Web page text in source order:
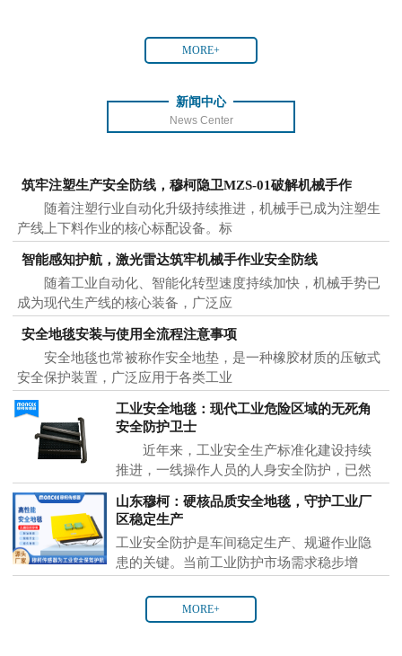
MORE+
新闻中心
News Center
筑牢注塑生产安全防线，穆柯隐卫MZS-01破解机械手作
随着注塑行业自动化升级持续推进，机械手已成为注塑生
产线上下料作业的核心标配设备。标
智能感知护航，激光雷达筑牢机械手作业安全防线
随着工业自动化、智能化转型速度持续加快，机械手势已
成为现代生产线的核心装备，广泛应
安全地毯安装与使用全流程注意事项
安全地毯也常被称作安全地垫，是一种橡胶材质的压敏式
安全保护装置，广泛应用于各类工业
工业安全地毯：现代工业危险区域的无死角
安全防护卫士
近年来，工业安全生产标准化建设持续
推进，一线操作人员的人身安全防护，已然
山东穆柯：硬核品质安全地毯，守护工业厂
区稳定生产
工业安全防护是车间稳定生产、规避作业隐
患的关键。当前工业防护市场需求稳步增
MORE+